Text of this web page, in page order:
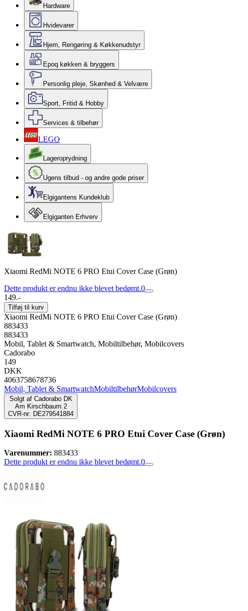
Hardware
Hvidevarer
Hjem, Rengøring & Køkkenudstyr
Epoq køkken & bryggers
Personlig pleje, Skønhed & Velvære
Sport, Fritid & Hobby
Services & tilbehør
LEGO
Lageroprydning
Ugens tilbud - og andre gode priser
Elgigantens Kundeklub
Elgiganten Erhverv
Xiaomi RedMi NOTE 6 PRO Etui Cover Case (Grøn)
Dette produkt er endnu ikke blevet bedømt.0
149.-
Tilføj til kurv
Xiaomi RedMi NOTE 6 PRO Etui Cover Case (Grøn)
883433
883433
Mobil, Tablet & Smartwatch, Mobiltilbehør, Mobilcovers
Cadorabo
149
DKK
4063758678736
Mobil, Tablet & SmartwatchMobiltilbehørMobilcovers
Solgt af Cadorabo DK
Am Kirschbaum 2
CVR-nr: DE279541884
Xiaomi RedMi NOTE 6 PRO Etui Cover Case (Grøn)
Varenummer: 883433
Dette produkt er endnu ikke blevet bedømt.0